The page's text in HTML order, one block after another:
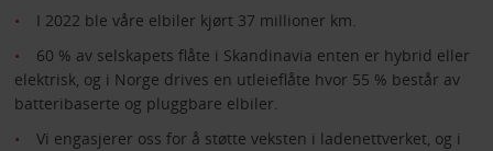
I 2022 ble våre elbiler kjørt 37 millioner km.
60 % av selskapets flåte i Skandinavia enten er hybrid eller
elektrisk, og i Norge drives en utleieflåte hvor 55 % består av
batteribaserte og pluggbare elbiler.
Vi engasjerer oss for å støtte veksten i ladenettverket, og i